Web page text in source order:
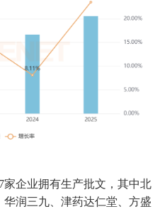
企业拥有生产批文，其中北
润三九、津药达仁堂、方盛